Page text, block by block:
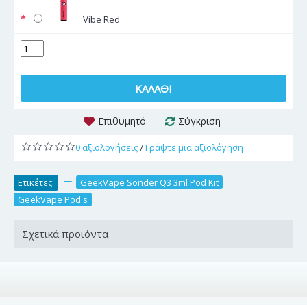
Vibe Red
ΚΑΛΆΘΙ
Επιθυμητό Σύγκριση
0 αξιολογήσεις/Γράψτε μια αξιολόγηση
Ετικέτες: GeekVape Sonder Q3 3ml Pod Kit
GeekVape Pod's
Σχετικά προιόντα